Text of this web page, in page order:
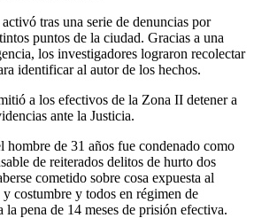
tras una serie de denuncias por
puntos de la ciudad. Gracias a una
los investigadores lograron recolectar
identificar al autor de los hechos.
a los efectivos de la Zona II detener a
ante la Justicia.
hombre de 31 años fue condenado como
de reiterados delitos de hurto dos
cometido sobre cosa expuesta al
costumbre y todos en régimen de
la pena de 14 meses de prisión efectiva.